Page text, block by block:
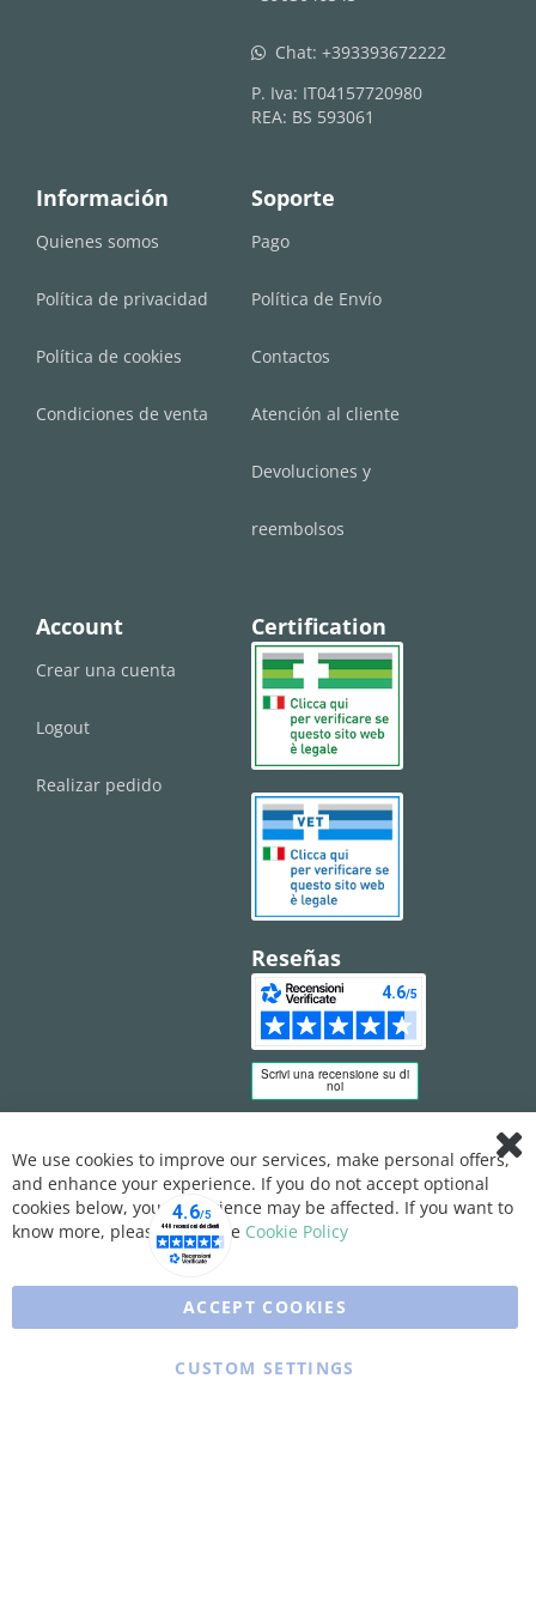
whatsapp Chat: +393393672222
P. Iva: IT04157720980
REA: BS 593061
Información
Quienes somos
Política de privacidad
Política de cookies
Condiciones de venta
Soporte
Pago
Política de Envío
Contactos
Atención al cliente
Devoluciones y
reembolsos
Account
Crear una cuenta
Logout
Realizar pedido
Certification
Reseñas
Bar
We use cookies to improve our services, make personal offers,
and enhance your experience. If you do not accept optional
cookies below, your experience may be affected. If you want to
know more, please, read the Cookie Policy
ACCEPT COOKIES
CUSTOM SETTINGS